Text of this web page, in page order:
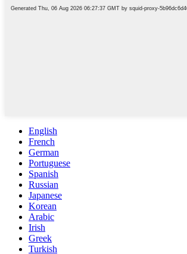
English
French
German
Portuguese
Spanish
Russian
Japanese
Korean
Arabic
Irish
Greek
Turkish